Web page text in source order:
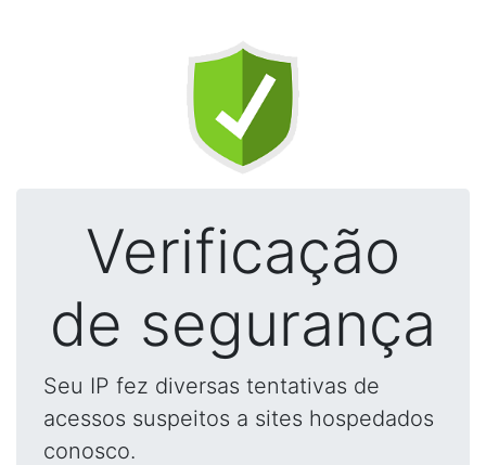
Verificação
de segurança
Seu IP fez diversas tentativas de
acessos suspeitos a sites hospedados
conosco.